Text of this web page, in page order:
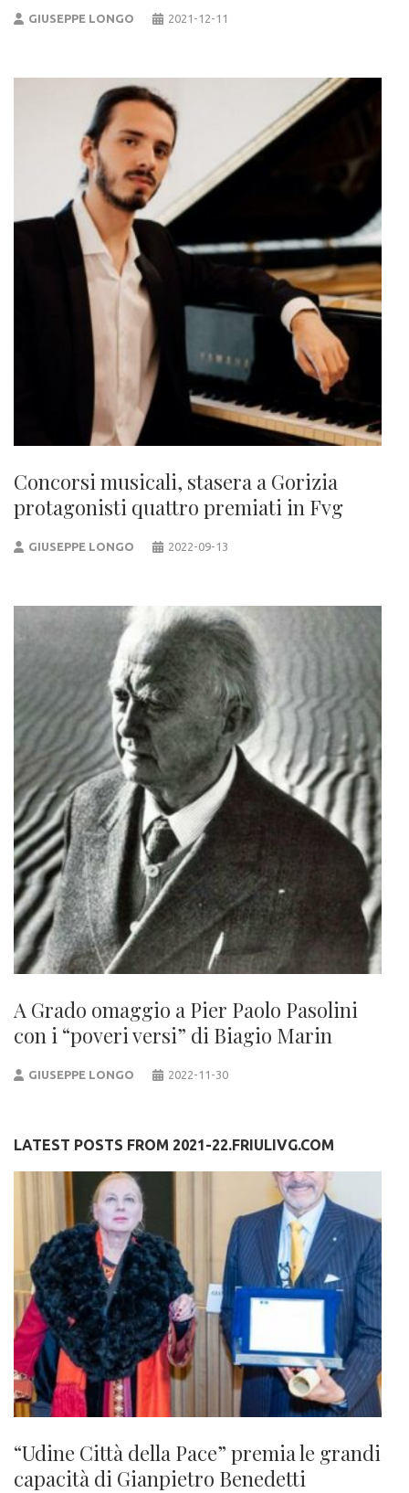
GIUSEPPE LONGO 2021-12-11
Concorsi musicali, stasera a Gorizia
protagonisti quattro premiati in Fvg
GIUSEPPE LONGO 2022-09-13
A Grado omaggio a Pier Paolo Pasolini
con i “poveri versi” di Biagio Marin
GIUSEPPE LONGO 2022-11-30
LATEST POSTS FROM 2021-22.FRIULIVG.COM
“Udine Città della Pace” premia le grandi
capacità di Gianpietro Benedetti